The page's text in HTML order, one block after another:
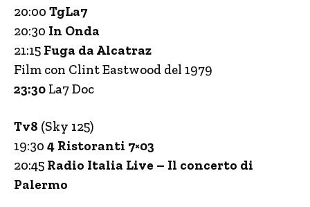
20:00 TgLa7
20:30 In Onda
21:15 Fuga da Alcatraz
Film con Clint Eastwood del 1979
23:30 La7 Doc
Tv8 (Sky 125)
19:30 4 Ristoranti 7×03
20:45 Radio Italia Live – Il concerto di
Palermo